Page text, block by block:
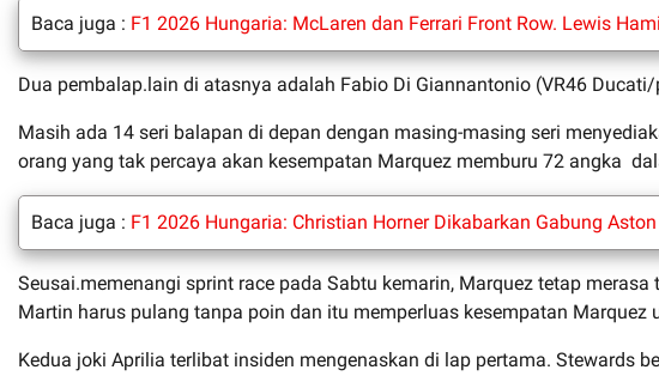
Baca juga : F1 2026 Hungaria: McLaren dan Ferrari Front Row. Lewis
Dua pembalap.lain di atasnya adalah Fabio Di Giannantonio (VR46
Masih ada 14 seri balapan di depan dengan masing-masing seri
orang yang tak percaya akan kesempatan Marquez memburu 72 angka
Baca juga : F1 2026 Hungaria: Christian Horner Dikabarkan Gabung
Seusai.memenangi sprint race pada Sabtu kemarin, Marquez tetap
Martin harus pulang tanpa poin dan itu memperluas kesempatan Marquez
Kedua joki Aprilia terlibat insiden mengenaskan di lap pertama. Stewards